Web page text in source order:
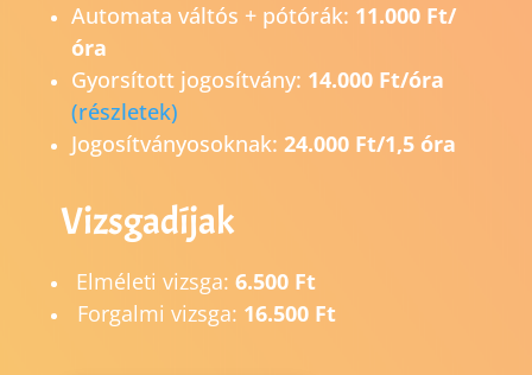
Automata váltós + pótórák: 11.000 Ft/
óra
Gyorsított jogosítvány: 14.000 Ft/óra
(részletek)
Jogosítványosoknak: 24.000 Ft/1,5 óra
Vizsgadíjak
Elméleti vizsga: 6.500 Ft
Forgalmi vizsga: 16.500 Ft